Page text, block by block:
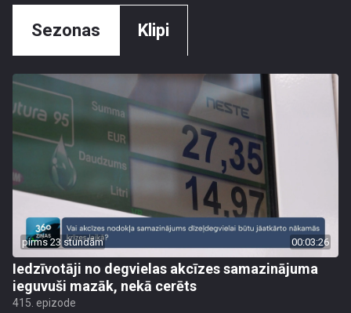
Sezonas Klipi
pirms 23 stundām 00:03:26
Iedzīvotāji no degvielas akcīzes samazinājuma
ieguvuši mazāk, nekā cerēts
415. epizode